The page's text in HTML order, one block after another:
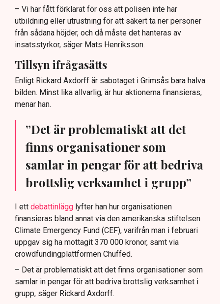
– Vi har fått förklarat för oss att polisen inte har
utbildning eller utrustning för att säkert ta ner personer
från sådana höjder, och då måste det hanteras av
insatsstyrkor, säger Mats Henriksson.
Tillsyn ifrågasätts
Enligt Rickard Axdorff är sabotaget i Grimsås bara halva
bilden. Minst lika allvarlig, är hur aktionerna finansieras,
menar han.
”Det är problematiskt att det
finns organisationer som
samlar in pengar för att bedriva
brottslig verksamhet i grupp”
I ett debattinlägg lyfter han hur organisationen
finansieras bland annat via den amerikanska stiftelsen
Climate Emergency Fund (CEF), varifrån man i februari
uppgav sig ha mottagit 370 000 kronor, samt via
crowdfundingplattformen Chuffed.
– Det är problematiskt att det finns organisationer som
samlar in pengar för att bedriva brottslig verksamhet i
grupp, säger Rickard Axdorff.